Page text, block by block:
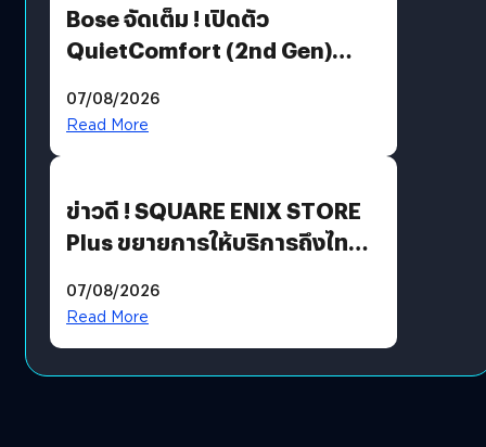
Bose จัดเต็ม ! เปิดตัว
QuietComfort (2nd Gen)
07/08/2026
Read More
ข่าวดี ! SQUARE ENIX STORE
Plus ขยายการให้บริการถึงไทย
โดยตรง
07/08/2026
Read More